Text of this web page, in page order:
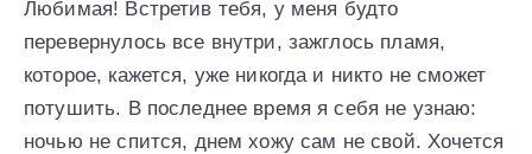
Любимая! Встретив тебя, у меня будто
перевернулось все внутри, зажглось пламя,
которое, кажется, уже никогда и никто не сможет
потушить. В последнее время я себя не узнаю:
ночью не спится, днем хожу сам не свой. Хочется